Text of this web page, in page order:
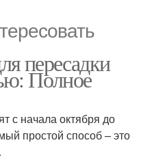
пересадки
Полное
с начала октября до
простой способ – это